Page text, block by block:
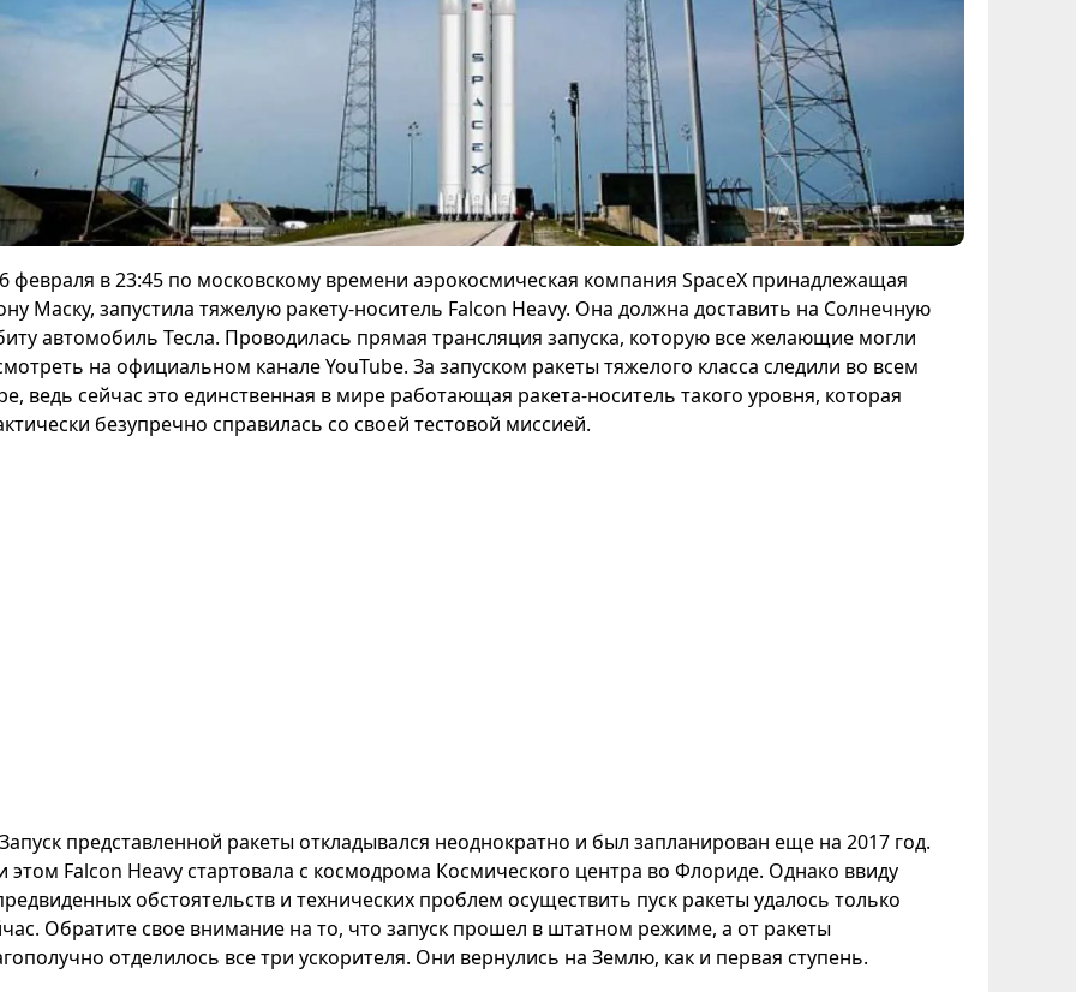
6 февраля в 23:45 по московскому времени аэрокосмическая компания SpaceX принадлежащая
Маску, запустила тяжелую ракету-носитель Falcon Heavy. Она должна доставить на Солнечную
автомобиль Тесла. Проводилась прямая трансляция запуска, которую все желающие могли
на официальном канале YouTube. За запуском ракеты тяжелого класса следили во всем
ведь сейчас это единственная в мире работающая ракета-носитель такого уровня, которая
безупречно справилась со своей тестовой миссией.
Запуск представленной ракеты откладывался неоднократно и был запланирован еще на 2017 год.
этом Falcon Heavy стартовала с космодрома Космического центра во Флориде. Однако ввиду
обстоятельств и технических проблем осуществить пуск ракеты удалось только
Обратите свое внимание на то, что запуск прошел в штатном режиме, а от ракеты
отделилось все три ускорителя. Они вернулись на Землю, как и первая ступень.